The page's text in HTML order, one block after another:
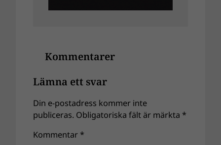
Kommentarer
Lämna ett svar
Din e-postadress kommer inte
publiceras. Obligatoriska fält är märkta *
Kommentar *